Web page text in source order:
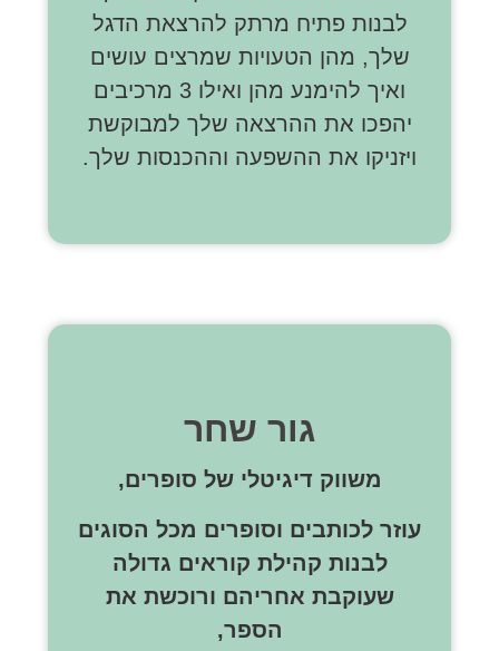
לבנות פתיח מרתק להרצאת הדגל
שלך, מהן הטעויות שמרצים עושים
ואיך להימנע מהן
ואילו 3 מרכיבים
יהפכו את ההרצאה שלך למבוקשת
ויזניקו את ההשפעה וההכנסות שלך.
גור שחר
משווק דיגיטלי של סופרים,
עוזר לכותבים וסופרים מכל הסוגים
לבנות קהילת קוראים גדולה
שעוקבת אחריהם ורוכשת את
הספר,